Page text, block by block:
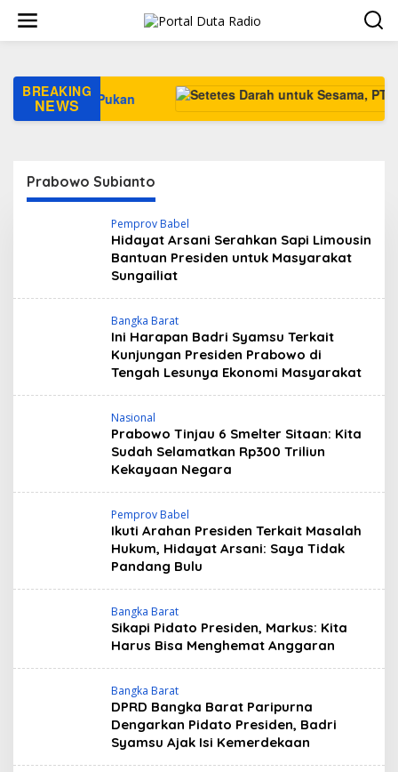
w
BREAKING
NEWS
Pantai Pukan
Prabowo Subianto
Pemprov Babel
Hidayat Arsani Serahkan Sapi Limousin
Bantuan Presiden untuk Masyarakat
Sungailiat
Bangka Barat
Ini Harapan Badri Syamsu Terkait
Kunjungan Presiden Prabowo di
Tengah Lesunya Ekonomi Masyarakat
Nasional
Prabowo Tinjau 6 Smelter Sitaan: Kita
Sudah Selamatkan Rp300 Triliun
Kekayaan Negara
Pemprov Babel
Ikuti Arahan Presiden Terkait Masalah
Hukum, Hidayat Arsani: Saya Tidak
Pandang Bulu
Bangka Barat
Sikapi Pidato Presiden, Markus: Kita
Harus Bisa Menghemat Anggaran
Bangka Barat
DPRD Bangka Barat Paripurna
Dengarkan Pidato Presiden, Badri
Syamsu Ajak Isi Kemerdekaan